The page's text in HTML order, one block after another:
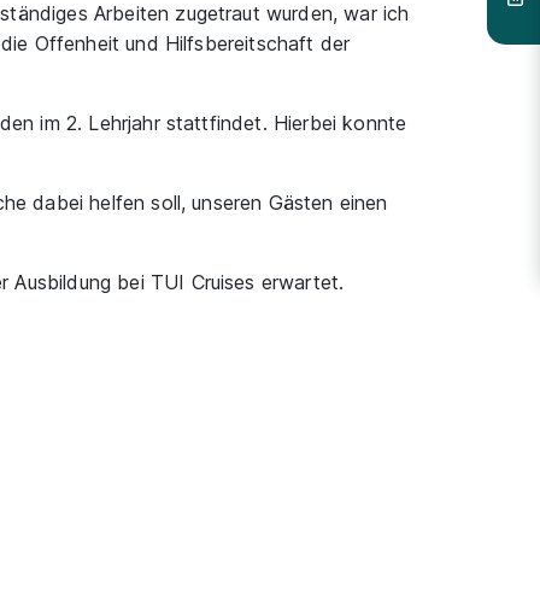
Arbeiten zugetraut wurden, war ich
Offenheit und Hilfsbereitschaft der
im 2. Lehrjahr stattfindet. Hierbei konnte
dabei helfen soll, unseren Gästen einen
Ausbildung bei TUI Cruises erwartet.